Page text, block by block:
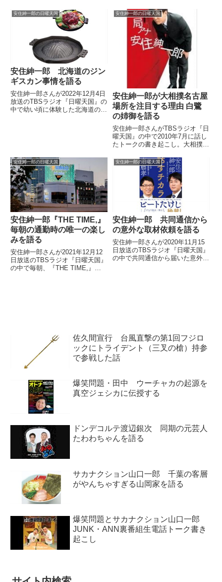
る件についてトーク。「一番、追
い詰められているのはこの番組で
す」とそのつらさを愚痴っていま
ました。昨日の特番を聴いてくだ
さった皆さま、ありがとうござい
ました！radikoのタイムフリ...
安住紳一郎の日曜天国
安住紳一郎 北海道のジン
ギスカン事情を語る
安住紳一郎さんが2022年12月4日
放送のTBSラジオ『日曜天国』の
中で幼い頃に体験した北海道のジ
安住紳一郎の日曜天国
安住紳一郎が大相撲名古屋
場所を注目する理由 白鷺
の姉御を語る
安住紳一郎さんがTBSラジオ『日
曜天国』の中で2010年7月に話し
たトークの書き起こし。大相撲中
る名古屋場所の観客、白鷺の姉御
について熱く語っていました。
（安住紳一郎）さて、今日は大相
撲の話を。ええ。みなさんは...
安住紳一郎の日曜天国
安住紳一郎『THE TIME,』
毎朝の通勤時の唯一の楽し
みを語る
安住紳一郎さんが2021年12月12
日放送のTBSラジオ『日曜天国』
の中で毎朝、『THE TIME,』の
安住紳一郎の日曜天国
安住紳一郎 共同通信から
の意外な取材依頼を語る
安住紳一郎さんが2020年11月15
日放送のTBSラジオ『日曜天国』
の中で共同通信から届いた意外な
佐久間宣行 台風直撃の第1回フジロ
ックにトライデント（三叉の槍）持参
で参戦した話
爆笑問題・田中 ウーチャカの起源を
真空ジェシカに伝授する
ドンデコルテ渡辺銀次 同期の元芸人
たわわちゃんを語る
サカナクション山口一郎 千葉の客層
がやんちゃすぎる山岡家を語る
爆笑問題とサカナクション山口一郎
JUNK・ANN裏番組生電話トーク書き
起こし